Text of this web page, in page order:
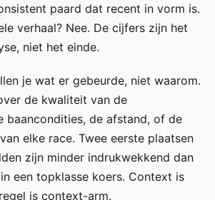
paard dat recent in vorm is.
verhaal? Nee. De cijfers zijn het
niet het einde.
je wat er gebeurde, niet waarom.
de kwaliteit van de
baancondities, de afstand, of de
elke race. Twee eerste plaatsen
zijn minder indrukwekkend dan
een topklasse koers. Context is
is context-arm.